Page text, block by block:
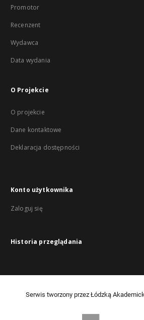
Promotor
Recenzent
Wydawca
Data wydania
O Projekcie
O projekcie
Dane kontaktowe
Deklaracja dostępności
Konto użytkownika
Zaloguj się
Historia przeglądania
Serwis tworzony przez Łódzką